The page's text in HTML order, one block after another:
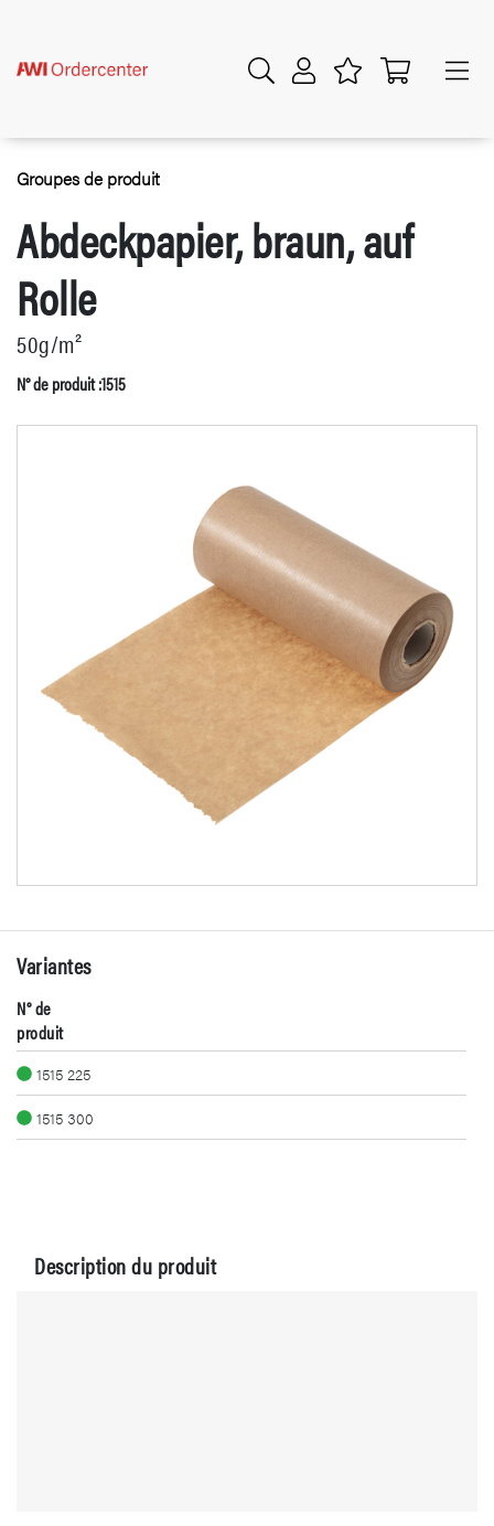
Groupes de produit
Abdeckpapier, braun, auf
Rolle
50g/m²
N° de produit :1515
Variantes
N° de
produit
1515 225
1515 300
Description du produit